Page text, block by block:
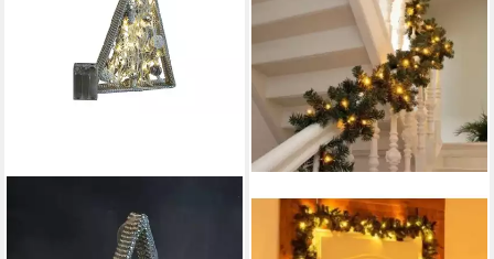
LED-Dekofigur (1 St),
Pyramide 30 LEDs Rattan
FHS
LED-Girlande Tannengirlande
5m, 80 warmweisse LED